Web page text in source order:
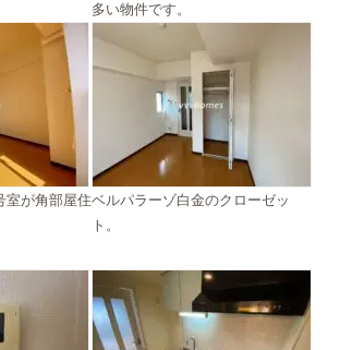
多い物件です。
室が角部屋住ベルパラーゾ白金のクローゼッ
ト。